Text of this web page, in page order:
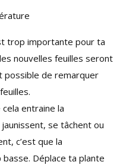
trop importante pour ta
nouvelles feuilles seront
possible de remarquer
entraine la
se tâchent ou
c’est que la
Déplace ta plante